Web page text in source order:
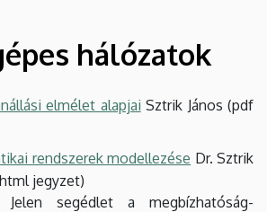
hálózatok
elmélet alapjai Sztrik János (pdf
rendszerek modellezése Dr. Sztrik
jegyzet)
Jelen segédlet a megbízhatóság-